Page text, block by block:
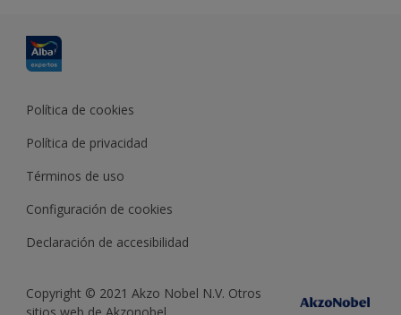
Política de cookies
Política de privacidad
Términos de uso
Configuración de cookies
Declaración de accesibilidad
Copyright © 2021 Akzo Nobel N.V. Otros
sitios web de Akzonobel